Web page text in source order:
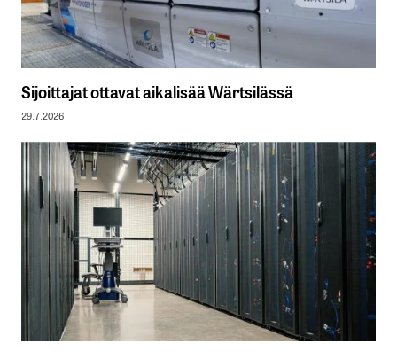
Sijoittajat ottavat aikalisää Wärtsilässä
29.7.2026